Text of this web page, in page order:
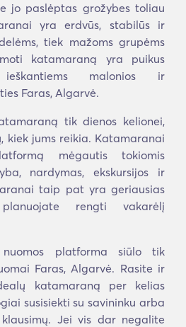
jo paslėptas grožybes toliau
yra erdvūs, stabilūs ir
tiek mažoms grupėms
katamaraną yra puikus
malonios ir
Faras, Algarvė.
tik dienos kelionei,
kiek jums reikia. Katamaranai
mėgautis tokiomis
nardymas, ekskursijos ir
taip pat yra geriausias
rengti vakarėlį
nuomos platforma siūlo tik
Faras, Algarvė. Rasite ir
katamaraną per kelias
susisiekti su savininku arba
Jei vis dar negalite